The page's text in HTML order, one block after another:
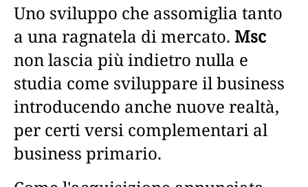
Uno sviluppo che assomiglia tanto
a una ragnatela di mercato. Msc
non lascia più indietro nulla e
studia come sviluppare il business
introducendo anche nuove realtà,
per certi versi complementari al
business primario.